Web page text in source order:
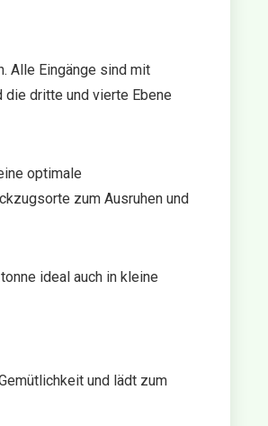
Alle Eingänge sind mit
dritte und vierte Ebene
optimale
zum Ausruhen und
ideal auch in kleine
und lädt zum